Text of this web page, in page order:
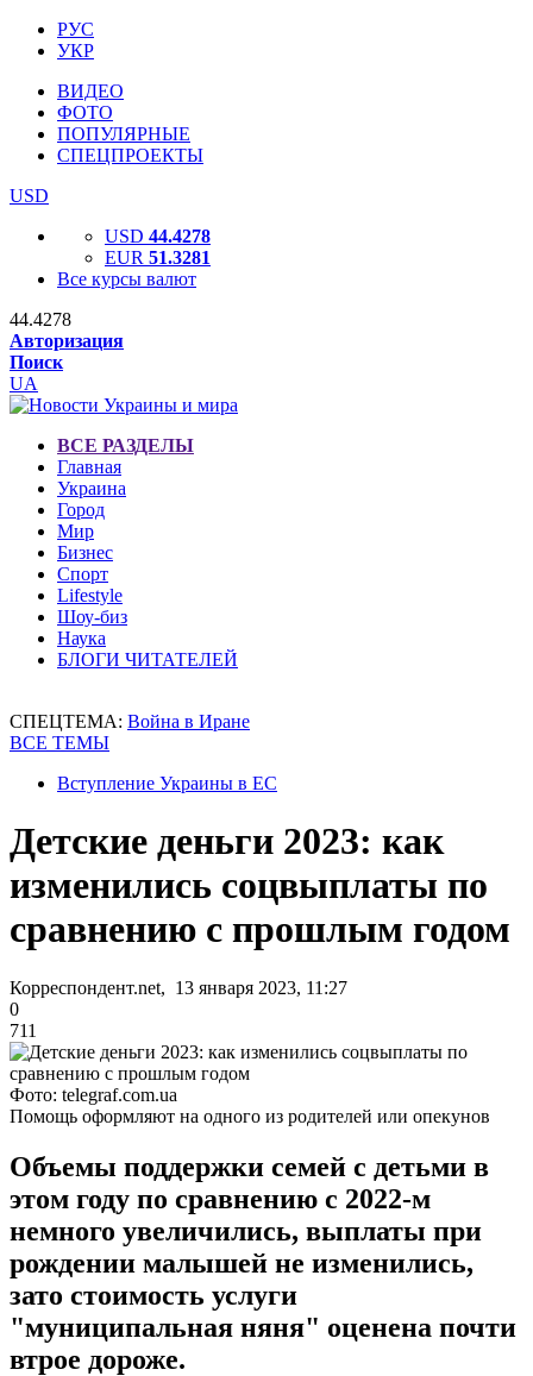
РУС
УКР
ВИДЕО
ФОТО
ПОПУЛЯРНЫЕ
СПЕЦПРОЕКТЫ
USD
USD 44.4278
EUR 51.3281
Все курсы валют
44.4278
Авторизация
Поиск
UA
ВСЕ РАЗДЕЛЫ
Главная
Украина
Город
Мир
Бизнес
Спорт
Lifestyle
Шоу-биз
Наука
БЛОГИ ЧИТАТЕЛЕЙ
СПЕЦТЕМА: Война в Иране
ВСЕ ТЕМЫ
Вступление Украины в ЕС
Детские деньги 2023: как
изменились соцвыплаты по
сравнению с прошлым годом
Корреспондент.net, 13 января 2023, 11:27
0
711
Фото: telegraf.com.ua
Помощь оформляют на одного из родителей или опекунов
Объемы поддержки семей с детьми в
этом году по сравнению с 2022-м
немного увеличились, выплаты при
рождении малышей не изменились,
зато стоимость услуги
"муниципальная няня" оценена почти
втрое дороже.